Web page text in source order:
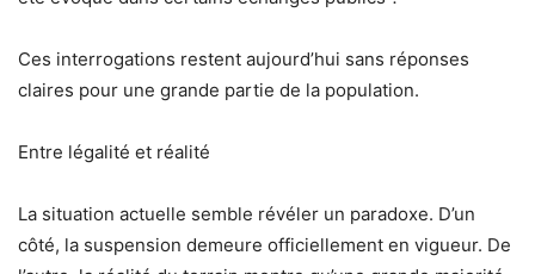
Ces interrogations restent aujourd’hui sans réponses
claires pour une grande partie de la population.
Entre légalité et réalité
La situation actuelle semble révéler un paradoxe. D’un
côté, la suspension demeure officiellement en vigueur. De